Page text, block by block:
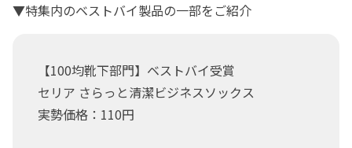
▼特集内のベストバイ製品の一部をご紹介
【100均靴下部門】ベストバイ受賞
セリア さらっと清潔ビジネスソックス
実勢価格：110円